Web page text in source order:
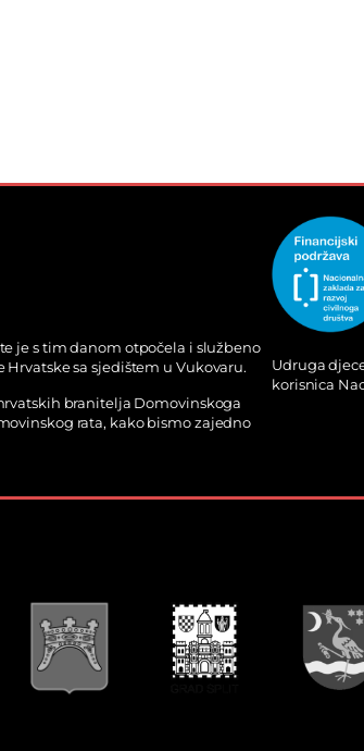
je s tim danom otpočela i službeno
sa sjedištem u Vukovaru.
branitelja Domovinskoga
rata, kako bismo zajedno
Udruga
korisnica